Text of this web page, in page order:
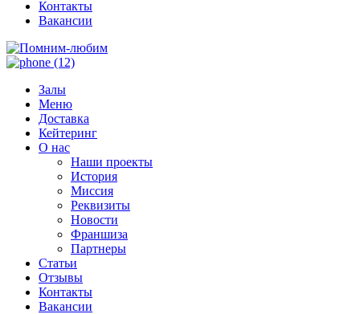
Контакты
Вакансии
Залы
Меню
Доставка
Кейтеринг
О нас
Наши проекты
История
Миссия
Реквизиты
Новости
Франшиза
Партнеры
Статьи
Отзывы
Контакты
Вакансии